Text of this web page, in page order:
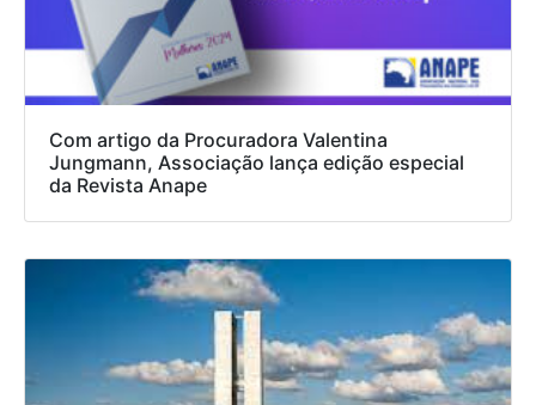
Com artigo da Procuradora Valentina
Jungmann, Associação lança edição especial
da Revista Anape